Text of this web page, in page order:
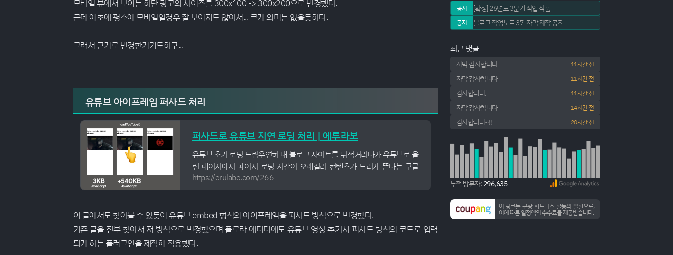
모바일 뷰에서 보이는 하단 광고의 사이즈를 300x100 -> 300x200으로 변경했다.
근데 애초에 평소에 모바일일경우 잘 보이지도 않아서... 크게 의미는 없을듯하다.
그래서 큰거로 변경한거기도하구...
유튜브 아이프레임 퍼사드 처리
퍼사드로 유튜브 지연 로딩 처리 | 에루라보
유튜브 초기 로딩 느림우연히 내 블로그 사이트를 뒤적거리다가 유튜브로 올
린 페이지에서 페이지 로딩 시간이 오래걸려 컨텐츠가 느리게 뜬다는 구글
서치콘솔의 보고서를 받게되었다. 무슨내용인가하니 유튜브 영...
https://erulabo.com/266
이 글에서도 찾아볼 수 있듯이 유튜브 embed 형식의 아이프레임을 퍼사드 방식으로 변경했다.
기존 글을 전부 찾아서 저 방식으로 변경했으며 플로라 에디터에도 유튜브 영상 추가시 퍼사드 방식의 코드로 입력
되게 하는 플러그인을 제작해 적용했다.
공지 [확정] 26년도 3분기 작업 작품
공지 블로그 작업노트 37: 자막 제작 공지
최근 댓글
자막 감사합니다 11시간 전
자막 감사합니다 11시간 전
감사합니다. 11시간 전
자막 감사합니다 14시간 전
감사합니다~!! 20시간 전
누적 방문자: 296,635
이 링크는 쿠팡 파트너스 활동의 일환으로,
이에 따른 일정액의 수수료를 제공받습니다.